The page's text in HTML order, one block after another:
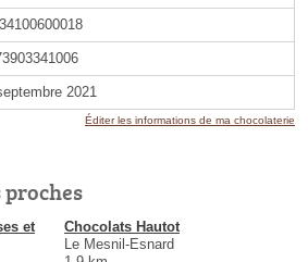
2021
Éditer les informations de ma chocolaterie
et
Chocolats Hautot
Le Mesnil-Esnard